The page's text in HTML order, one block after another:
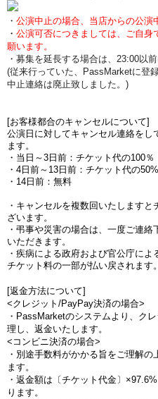
・ 公演中止の場合、当店からの公演
・ 公演可否につきましては、ご自身
願います。
・募集を延長する場合は、23:00以
(従来行っていた、PassMarketに登
中止連絡は廃止致しました。)
[お客様都合のキャンセルについて]
公演日に対してキャンセル連絡をし
ます。
・当日～3日前：チケット代の100％
・4日前～13日前：チケット代の50%
・14日前：無料
・キャンセルを複数回いたします
ざいます。
・弔事や災害の場合は、一度ご連
いただきます。
・疾病による政府および官公庁によ
チケット料の一部が払い戻されます。
[返金方法について]
<クレジット/PayPay決済の場合>
・PassMarketのシステムより、ク
理し、返金いたします。
<コンビニ決済の場合>
・別途手数料がかかる旨をご理解
ます。
・返金額は〔チケット代金〕
ります。